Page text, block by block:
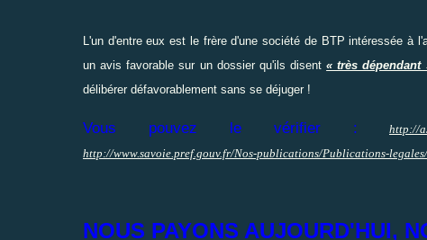
L'un d'entre eux est le frère d'une société de BTP intéressée à
un avis favorable sur un dossier qu'ils disent « très dépendant
délibérer défavorablement sans se déjuger !
Vous pouvez le vérifier : http://
http://www.savoie.pref.gouv.fr/Nos-publications/Publications-
NOUS PAYONS AUJOURD'HUI,